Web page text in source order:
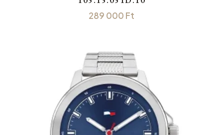
289 000 Ft